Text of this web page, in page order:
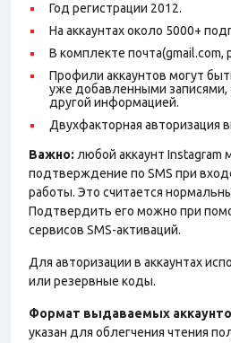
Год регистрации 2012.
На аккаунтах около 5000+
В комплекте почта(gmail.com,
Профили аккаунтов могут
уже добавленными
другой информацией.
Двухфакторная авторизация
Важно: любой аккаунт Instagram
подтверждение по SMS при
работы. Это считается
Подтвердить его можно при
сервисов SMS-активаций.
Для авторизации в аккаунтах
или резервные коды.
Формат выдаваемых
указан для облегчения чтения